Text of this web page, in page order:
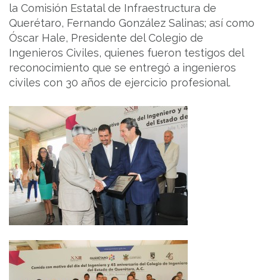
la Comisión Estatal de Infraestructura de
Querétaro, Fernando González Salinas; así como
Óscar Hale, Presidente del Colegio de
Ingenieros Civiles, quienes fueron testigos del
reconocimiento que se entregó a ingenieros
civiles con 30 años de ejercicio profesional.